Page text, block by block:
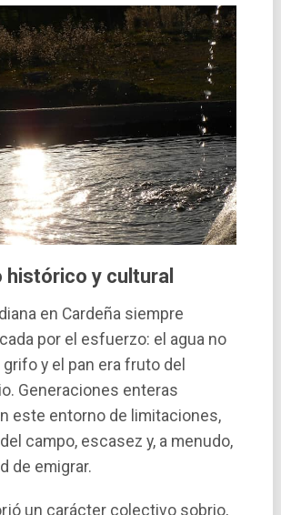
histórico y cultural
en Cardeña siempre
por el esfuerzo: el agua no
y el pan era fruto del
Generaciones enteras
este entorno de limitaciones,
campo, escasez y, a menudo,
de emigrar.
un carácter colectivo sobrio,